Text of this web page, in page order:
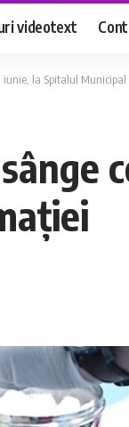
videotext
iunie, la Spitalul